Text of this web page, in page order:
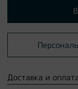
Доставка и